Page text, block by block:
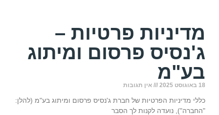
מדיניות פרטיות –
ג'נסיס פרסום ומיתוג
בע"מ
18 באוגוסט 2025 אין תגובות
כללי מדיניות הפרטיות של חברת ג'נסיס פרסום ומיתוג בע"מ (להלן:
"החברה"), נועדה לקנות לך הסבר